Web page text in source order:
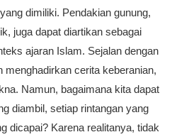
dimiliki. Pendakian gunung,
juga dapat diartikan sebagai
ajaran Islam. Sejalan dengan
menghadirkan cerita keberanian,
Namun, bagaimana kita dapat
diambil, setiap rintangan yang
dicapai? Karena realitanya, tidak